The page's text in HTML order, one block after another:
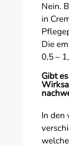
Nein.
in
Die
0,5 –
Gibt
In den